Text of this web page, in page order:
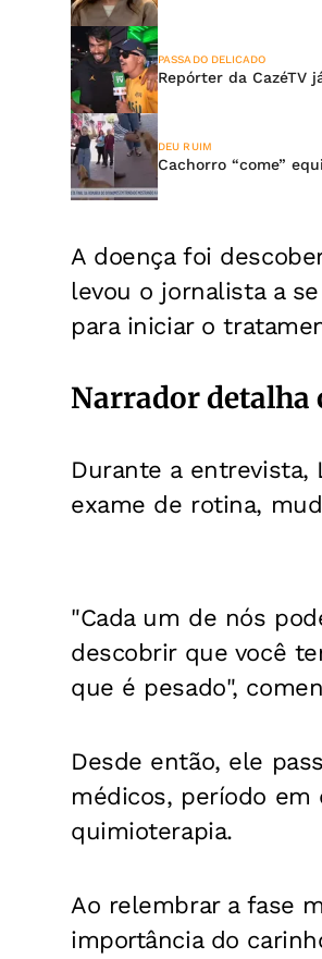
PASSADO DELICADO
Repórter da CazéTV
DEU RUIM
Cachorro “come”
A doença foi
levou o jornalista a
para iniciar o
Narrador detalha
Durante a
exame de rotina,
"Cada um de nós
descobrir que você
que é pesado",
Desde então, ele
médicos, período
quimioterapia.
Ao relembrar a fase
importância do